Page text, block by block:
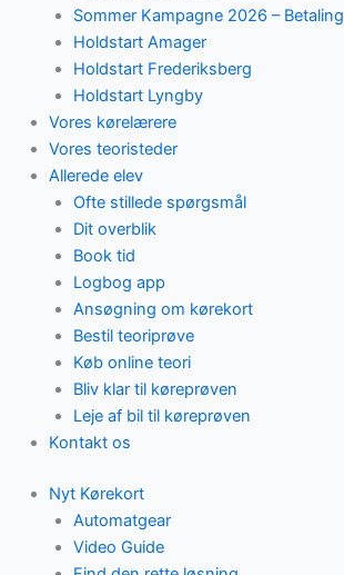
Sommer Kampagne 2026 – Betaling
Holdstart Amager
Holdstart Frederiksberg
Holdstart Lyngby
Vores kørelærere
Vores teoristeder
Allerede elev
Ofte stillede spørgsmål
Dit overblik
Book tid
Logbog app
Ansøgning om kørekort
Bestil teoriprøve
Køb online teori
Bliv klar til køreprøven
Leje af bil til køreprøven
Kontakt os
Nyt Kørekort
Automatgear
Video Guide